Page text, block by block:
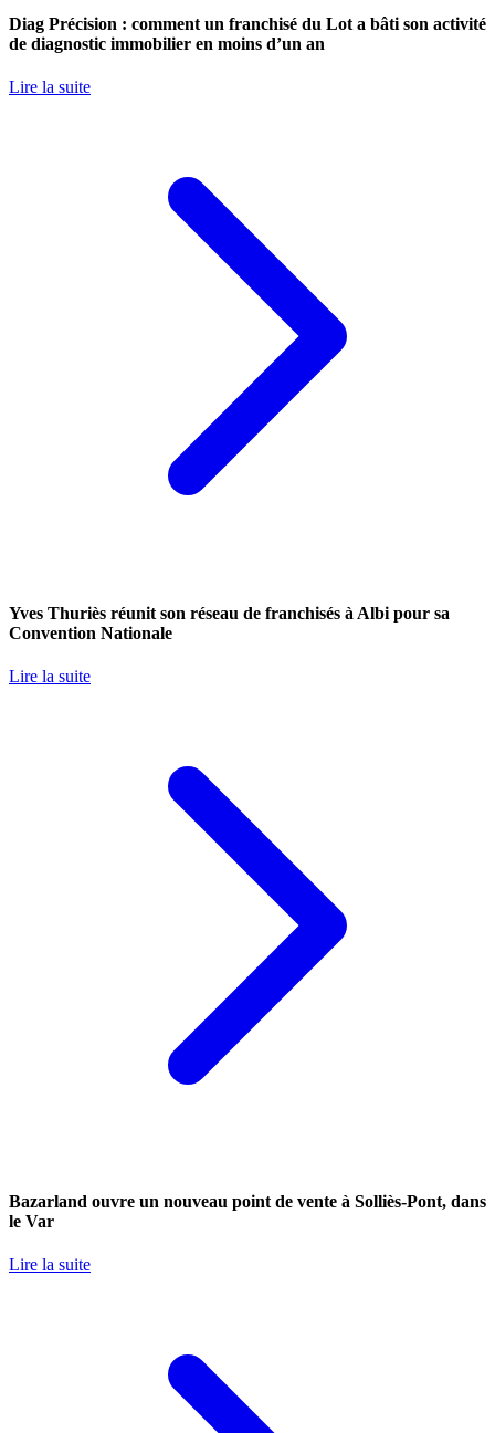
Diag Précision : comment un franchisé du Lot a bâti son activité
de diagnostic immobilier en moins d’un an
Lire la suite
Yves Thuriès réunit son réseau de franchisés à Albi pour sa
Convention Nationale
Lire la suite
Bazarland ouvre un nouveau point de vente à Solliès-Pont, dans
le Var
Lire la suite